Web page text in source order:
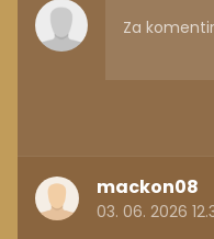
mackon08
03. 06. 2026